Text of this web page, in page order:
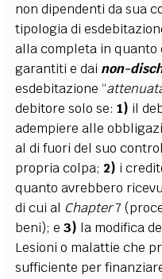
non dipendenti da sua
tipologia di
alla completa in quanto
garantiti e dai non-
esdebitazione “
debitore solo se:1) il
adempiere alle
al di fuori del suo
propria colpa; 2) i
quanto avrebbero
di cui al Chapter7
beni); e3) la modifica
Lesioni o malattie che
sufficiente per